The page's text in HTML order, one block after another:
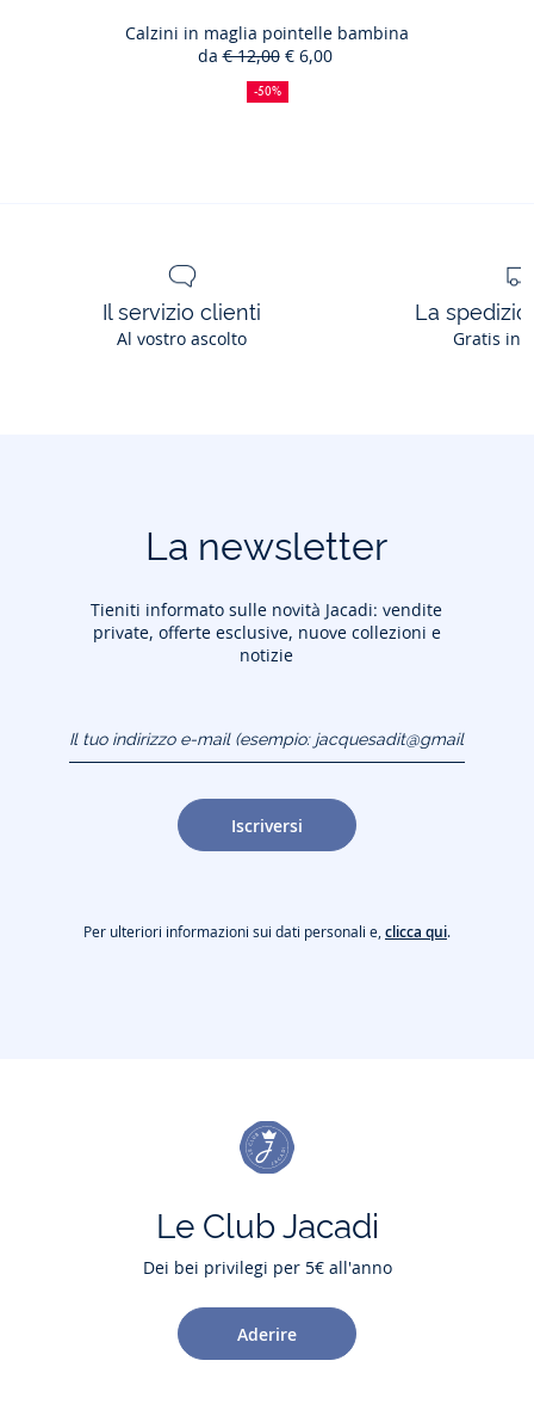
Calzini in maglia pointelle bambina
da
50%
di
sconto
Prezzo
precedente
:
€ 12,00Nuovo
prezzo
:
€ 6,00
-50%
Il servizio clienti
Al vostro ascolto
La
Gratis in
La newsletter
Tieniti informato sulle novità Jacadi: vendite
private, offerte esclusive, nuove collezioni e
notizie
(esempio:
jacquesadit@gmail.com)
Iscriversi
Per ulteriori informazioni sui dati personali e,clicca qui.
Le Club Jacadi
Dei bei privilegi per 5€ all'anno
Aderire